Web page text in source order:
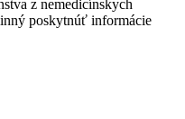
z nemedicínskych
poskytnúť informácie